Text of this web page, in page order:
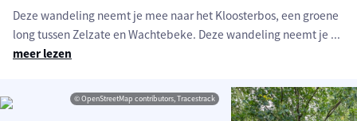
Deze wandeling neemt je mee naar het Kloosterbos, een groene
long tussen Zelzate en Wachtebeke. Deze wandeling neemt je ...
meer lezen
© OpenStreetMap contributors, Tracestrack